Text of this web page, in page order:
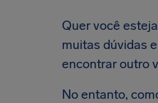
Quer você
muitas dúvidas
encontrar outro
No entanto,